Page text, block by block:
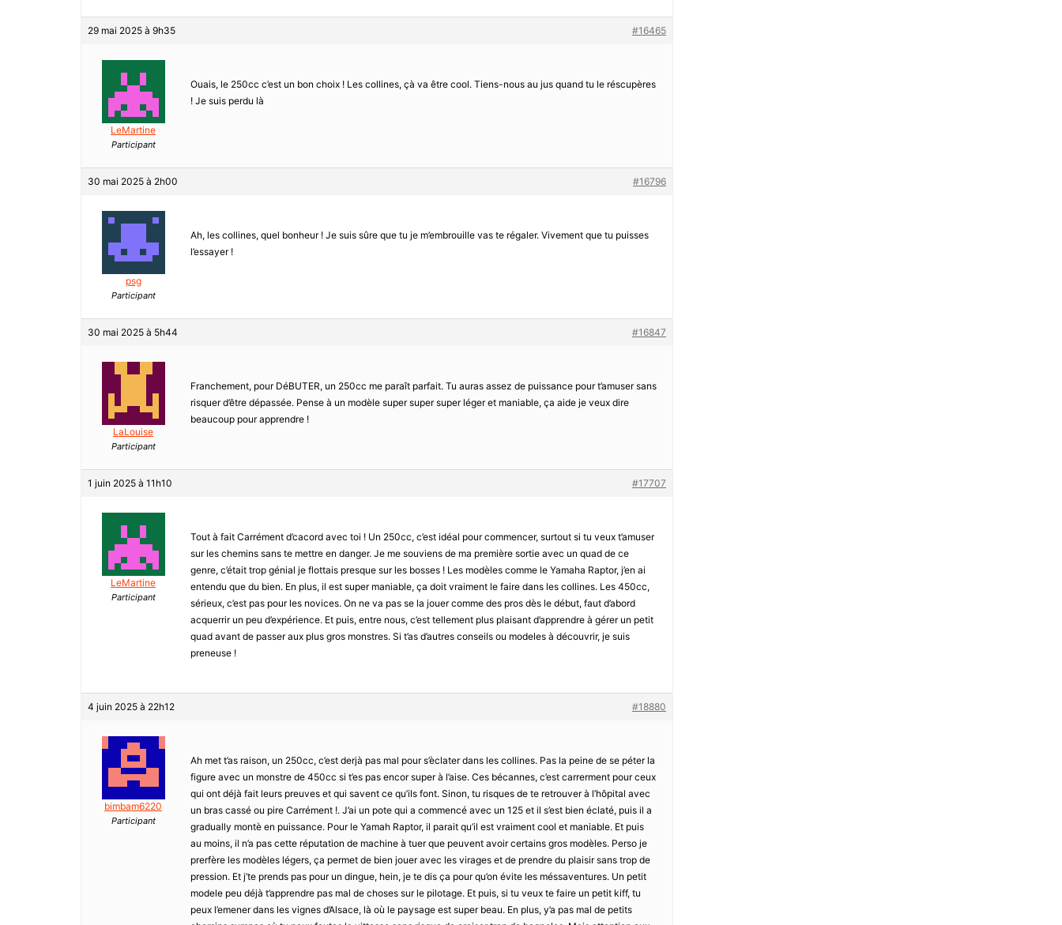
29 mai 2025 à 9h35 #16465
LeMartine
Participant
Ouais, le 250cc c’est un bon choix ! Les collines, çà va être cool. Tiens-nous au jus quand tu le réscupères
! Je suis perdu là
30 mai 2025 à 2h00 #16796
psg
Participant
Ah, les collines, quel bonheur ! Je suis sûre que tu je m’embrouille vas te régaler. Vivement que tu puisses
l’essayer !
30 mai 2025 à 5h44 #16847
LaLouise
Participant
Franchement, pour DéBUTER, un 250cc me paraît parfait. Tu auras assez de puissance pour t’amuser sans
risquer d’être dépassée. Pense à un modèle super super super léger et maniable, ça aide je veux dire
beaucoup pour apprendre !
1 juin 2025 à 11h10 #17707
LeMartine
Participant
Tout à fait Carrément d’cacord avec toi ! Un 250cc, c’est idéal pour commencer, surtout si tu veux t’amuser
sur les chemins sans te mettre en danger. Je me souviens de ma première sortie avec un quad de ce
genre, c’était trop génial je flottais presque sur les bosses ! Les modèles comme le Yamaha Raptor, j’en ai
entendu que du bien. En plus, il est super maniable, ça doit vraiment le faire dans les collines. Les 450cc,
sérieux, c’est pas pour les novices. On ne va pas se la jouer comme des pros dès le début, faut d’abord
acquerrir un peu d’expérience. Et puis, entre nous, c’est tellement plus plaisant d’apprendre à gérer un petit
quad avant de passer aux plus gros monstres. Si t’as d’autres conseils ou modeles à découvrir, je suis
preneuse !
4 juin 2025 à 22h12 #18880
bimbam6220
Participant
Ah met t’as raison, un 250cc, c’est derjà pas mal pour s’èclater dans les collines. Pas la peine de se péter la
figure avec un monstre de 450cc si t’es pas encor super à l’aise. Ces bécannes, c’est carrerment pour ceux
qui ont déjà fait leurs preuves et qui savent ce qu’ils font. Sinon, tu risques de te retrouver à l’hôpital avec
un bras cassé ou pire Carrément !. J’ai un pote qui a commencé avec un 125 et il s’est bien éclaté, puis il a
gradually montè en puissance. Pour le Yamah Raptor, il parait qu’il est vraiment cool et maniable. Et puis
au moins, il n’a pas cette réputation de machine à tuer que peuvent avoir certains gros modèles. Perso je
prerfère les modèles légers, ça permet de bien jouer avec les virages et de prendre du plaisir sans trop de
pression. Et j’te prends pas pour un dingue, hein, je te dis ça pour qu’on évite les méssaventures. Un petit
modele peu déjà t’apprendre pas mal de choses sur le pilotage. Et puis, si tu veux te faire un petit kiff, tu
peux l’emener dans les vignes d’Alsace, là où le paysage est super beau. En plus, y’a pas mal de petits